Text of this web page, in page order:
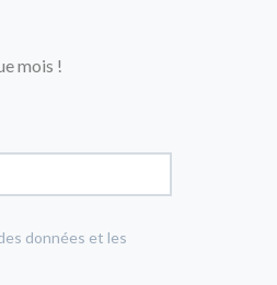
mois !
données et les